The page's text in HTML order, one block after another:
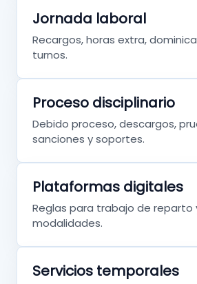
Jornada laboral
Recargos, horas extra,
turnos.
Proceso disciplinario
Debido proceso, descargos,
sanciones y soportes.
Plataformas digitales
Reglas para trabajo de reparto
modalidades.
Servicios temporales